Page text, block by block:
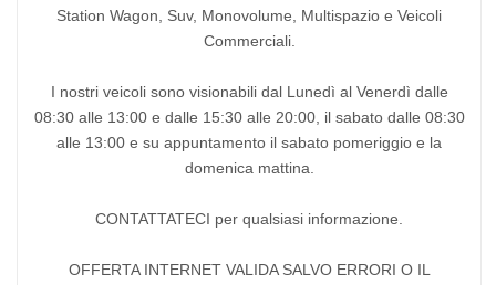
Station Wagon, Suv, Monovolume, Multispazio e Veicoli
Commerciali.
I nostri veicoli sono visionabili dal Lunedì al Venerdì dalle
08:30 alle 13:00 e dalle 15:30 alle 20:00, il sabato dalle 08:30
alle 13:00 e su appuntamento il sabato pomeriggio e la
domenica mattina.
CONTATTATECI per qualsiasi informazione.
OFFERTA INTERNET VALIDA SALVO ERRORI O IL